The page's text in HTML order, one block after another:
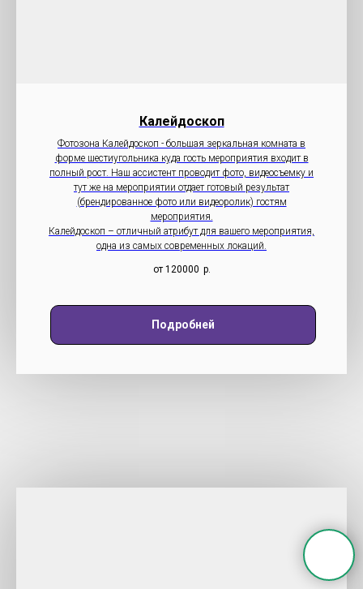
Калейдоскоп
Фотозона Калейдоскоп - большая зеркальная комната в
форме шестиугольника куда гость мероприятия входит в
полный рост. Наш ассистент проводит фото, видеосъемку и
тут же на мероприятии отдает готовый результат
(брендированное фото или видеоролик) гостям
мероприятия.
Калейдоскоп – отличный атрибут для вашего мероприятия,
одна из самых современных локаций.
от 120000 р.
Подробней